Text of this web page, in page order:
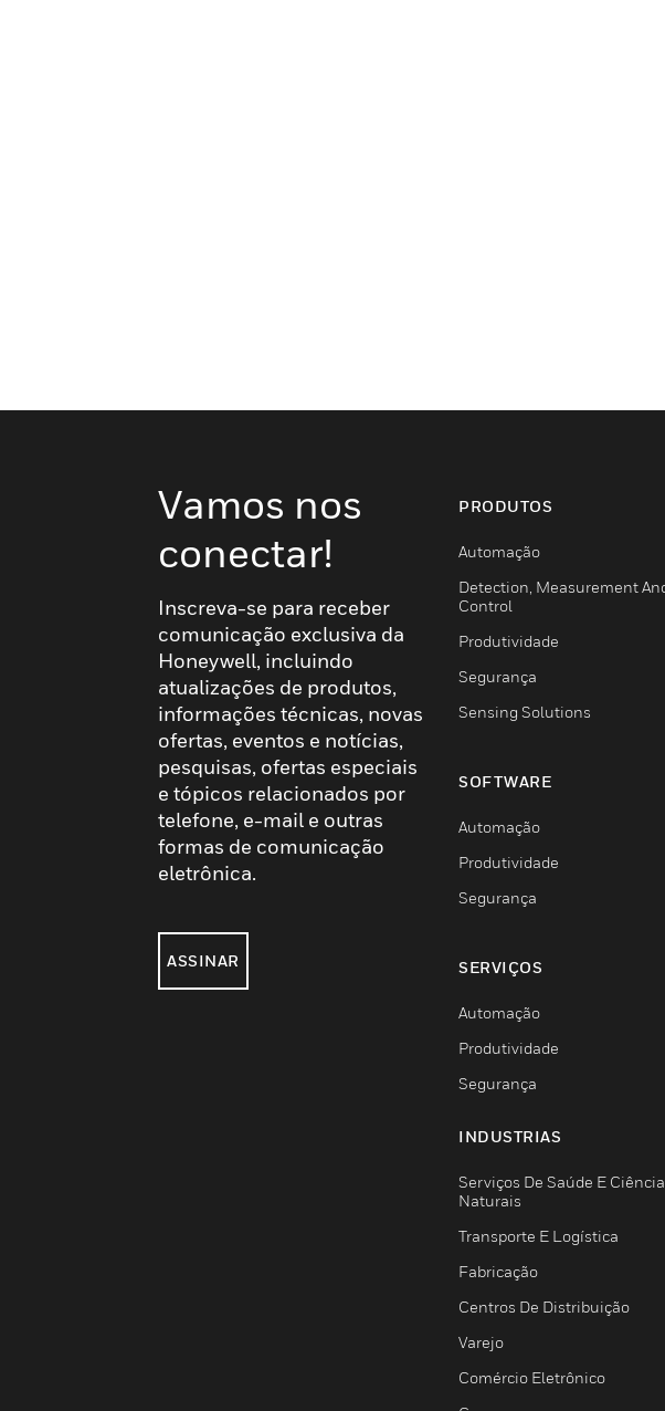
Vamos nos
conectar!
Inscreva-se para receber
comunicação exclusiva da
Honeywell, incluindo
atualizações de produtos,
informações técnicas, novas
ofertas, eventos e notícias,
pesquisas, ofertas especiais
e tópicos relacionados por
telefone, e-mail e outras
formas de comunicação
eletrônica.
ASSINAR
PRODUTOS
Automação
Detection, Measurement
Control
Produtividade
Segurança
Sensing Solutions
SOFTWARE
Automação
Produtividade
Segurança
SERVIÇOS
Automação
Produtividade
Segurança
INDUSTRIAS
Serviços De Saúde E
Naturais
Transporte E Logística
Fabricação
Centros De Distribuição
Varejo
Comércio Eletrônico